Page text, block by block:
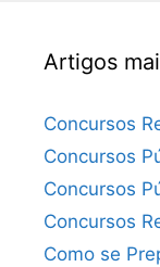
Artigos
Concursos
Concursos
Concursos
Concursos
Como se